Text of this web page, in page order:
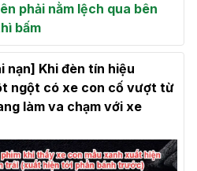
phải nằm lệch qua bên
bấm
nạn] Khi đèn tín hiệu
ngột có xe con cố vượt từ
làm va chạm với xe